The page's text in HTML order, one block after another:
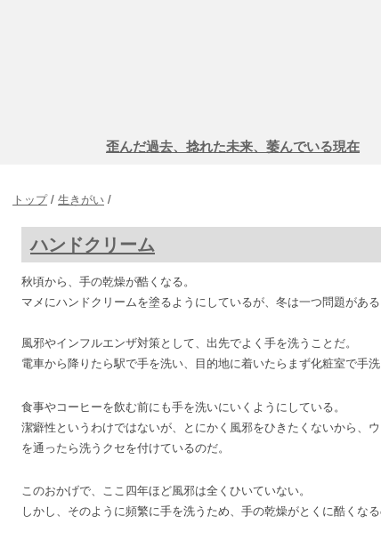
歪んだ過去、捻れた未来、萎んでいる現在
トップ/ 生きがい /
ハンドクリーム
秋頃から、手の乾燥が酷くなる。
マメにハンドクリームを塗るようにしているが、冬は一つ問題がある
風邪やインフルエンザ対策として、出先でよく手を洗うことだ。
電車から降りたら駅で手を洗い、目的地に着いたらまず化粧室で手洗
食事やコーヒーを飲む前にも手を洗いにいくようにしている。
潔癖性というわけではないが、とにかく風邪をひきたくないから、
を通ったら洗うクセを付けているのだ。
このおかげで、ここ四年ほど風邪は全くひいていない。
しかし、そのように頻繁に手を洗うため、手の乾燥がとくに酷くなる